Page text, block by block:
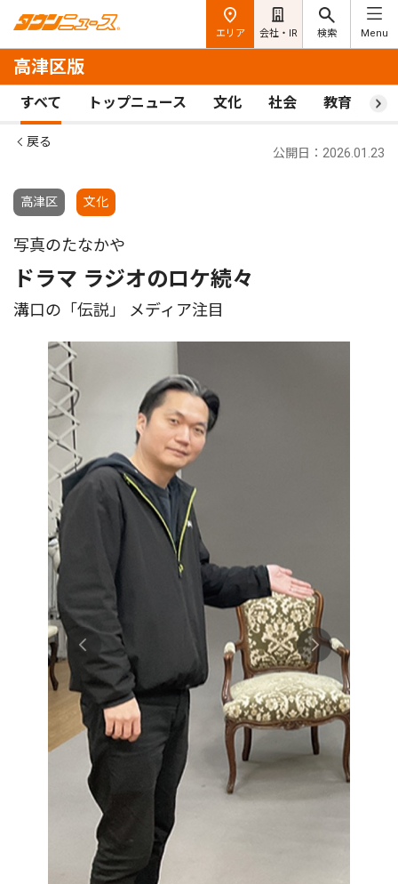
エリア 会社・IR 検索 Menu
高津区版
すべて トップニュース 文化 社会 教育 ス
戻る
高津区 文化
公開日：2026.01.23
写真のたなかや
ドラマ ラジオのロケ続々
溝口の「伝説」 メディア注目